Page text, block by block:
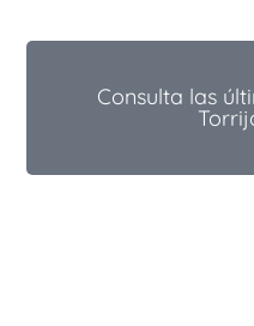
Consulta las